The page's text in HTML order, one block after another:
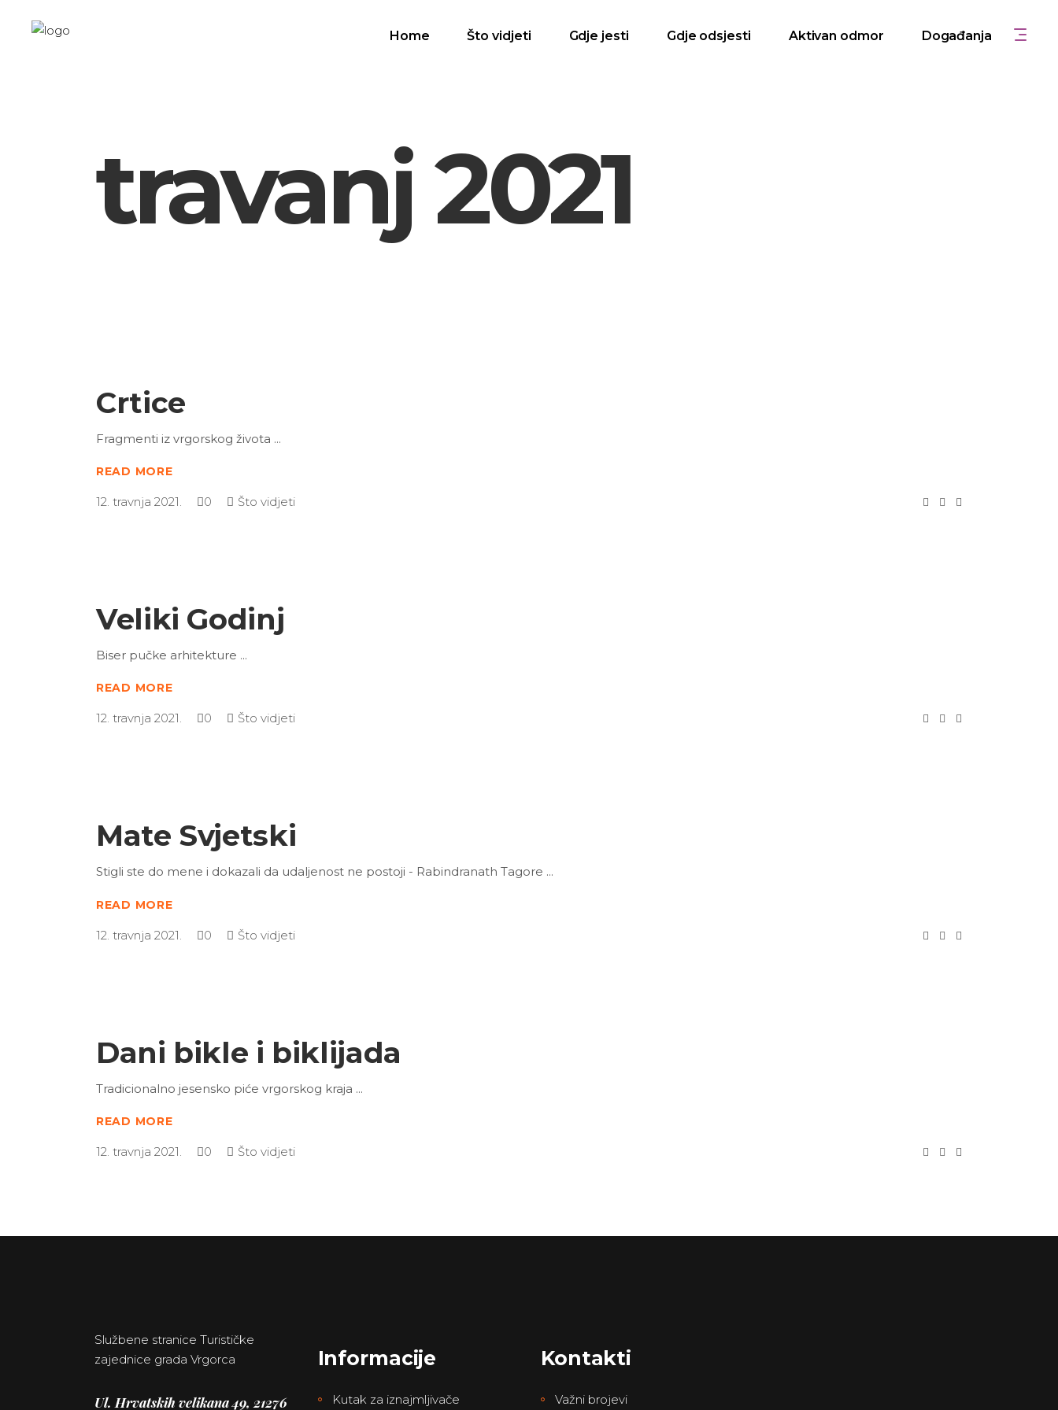
Home Što vidjeti Gdje jesti Gdje odsjesti Aktivan odmor Događanja
travanj 2021
Crtice
Fragmenti iz vrgorskog života
READ MORE
12. travnja 2021. 0 Što vidjeti
Veliki Godinj
Biser pučke arhitekture
READ MORE
12. travnja 2021. 0 Što vidjeti
Mate Svjetski
Stigli ste do mene i dokazali da udaljenost ne postoji - Rabindranath Tagore
READ MORE
12. travnja 2021. 0 Što vidjeti
Dani bikle i biklijada
Tradicionalno jesensko piće vrgorskog kraja
READ MORE
12. travnja 2021. 0 Što vidjeti
Službene stranice Turističke
zajednice grada Vrgorca
Ul. Hrvatskih velikana 49, 21276
Informacije
Kutak za iznajmljivače
Kontakti
Važni brojevi